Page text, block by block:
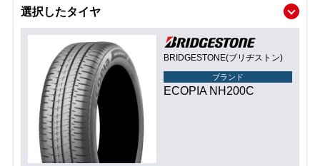
選択したタイヤ
BRIDGESTONE(ブリヂストン)
ブランド
ECOPIA NH200C